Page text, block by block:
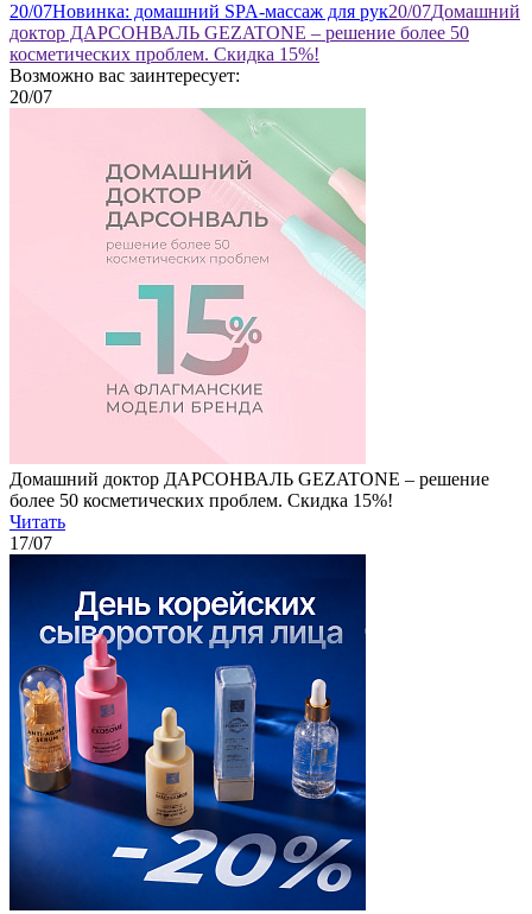
20/07Новинка: домашний SPA-массаж для рук20/07Домашний
доктор ДАРСОНВАЛЬ GEZATONE – решение более 50
косметических проблем. Скидка 15%!
Возможно вас заинтересует:
20/07
Домашний доктор ДАРСОНВАЛЬ GEZATONE – решение
более 50 косметических проблем. Скидка 15%!
Читать
17/07